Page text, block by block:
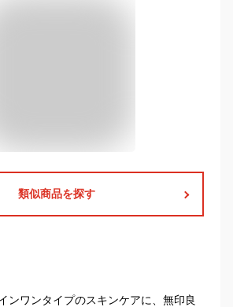
類似商品を探す
ンワンタイプのスキンケアに、無印良